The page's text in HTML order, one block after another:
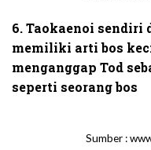
6. Taokaenoi sendiri
memiliki arti bos
menganggap Tod
seperti seorang bos
Sumber :